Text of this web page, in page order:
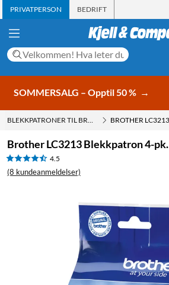
PRIVATPERSON BEDRIFT
SOMMERSALG – Opptil 50 % →
BLEKKPATRONER TIL BROTHER
Brother LC3213 Blekkpatron 4-pk.
4.5
(8 kundeanmeldelser)